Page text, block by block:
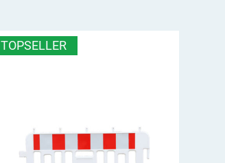
TOPSELLER